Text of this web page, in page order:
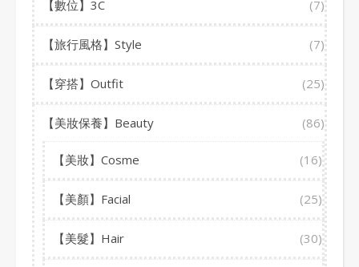
【數位】3C (7)
【旅行風格】Style (7)
【穿搭】Outfit (25)
【美妝保養】Beauty (86)
【美妝】Cosme (16)
【美顏】Facial (25)
【美髮】Hair (30)